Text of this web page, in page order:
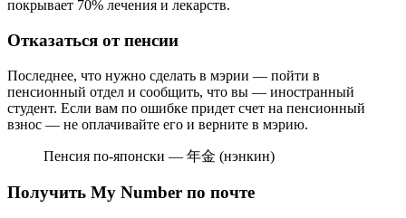
покрывает 70% лечения и лекарств.
Отказаться от пенсии
Последнее, что нужно сделать в мэрии — пойти в
пенсионный отдел и сообщить, что вы — иностранный
студент. Если вам по ошибке придет счет на пенсионный
взнос — не оплачивайте его и верните в мэрию.
Пенсия по-японски — 年金 (нэнкин)
Получить My Number по почте